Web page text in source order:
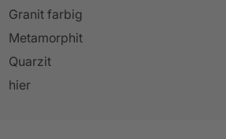
Granit farbig
Metamorphit
Quarzit
hier